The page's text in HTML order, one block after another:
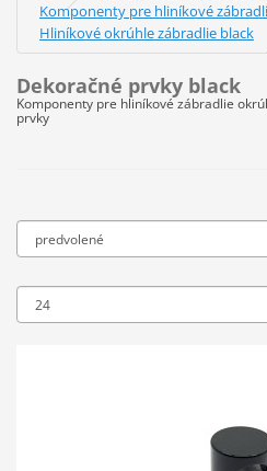
Komponenty pre hliníkové
Hliníkové okrúhle zábradlie black
Dekoračné prvky black
Komponenty pre hliníkové zábradlie
prvky